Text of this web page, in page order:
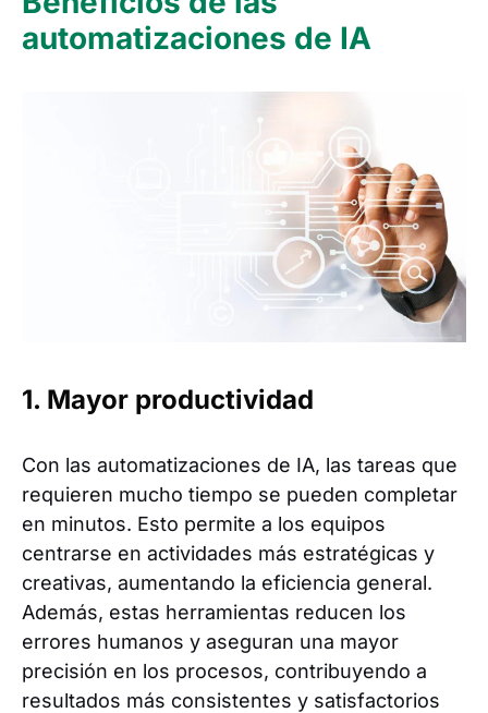
automatizaciones de IA
1. Mayor productividad
Con las automatizaciones de IA, las tareas que
requieren mucho tiempo se pueden completar
en minutos. Esto permite a los equipos
centrarse en actividades más estratégicas y
creativas, aumentando la eficiencia general.
Además, estas herramientas reducen los
errores humanos y aseguran una mayor
precisión en los procesos, contribuyendo a
resultados más consistentes y satisfactorios